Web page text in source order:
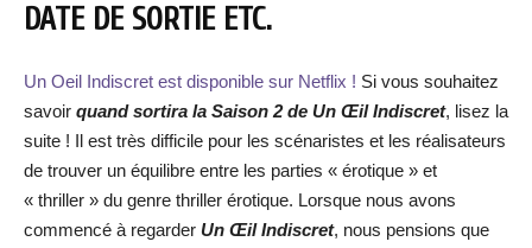
DATE DE SORTIE ETC.
Un Oeil Indiscret est disponible sur Netflix ! Si vous souhaitez
savoir quand sortira la Saison 2 de Un Œil Indiscret, lisez la
suite ! Il est très difficile pour les scénaristes et les réalisateurs
de trouver un équilibre entre les parties « érotique » et
« thriller » du genre thriller érotique. Lorsque nous avons
commencé à regarder Un Œil Indiscret, nous pensions que